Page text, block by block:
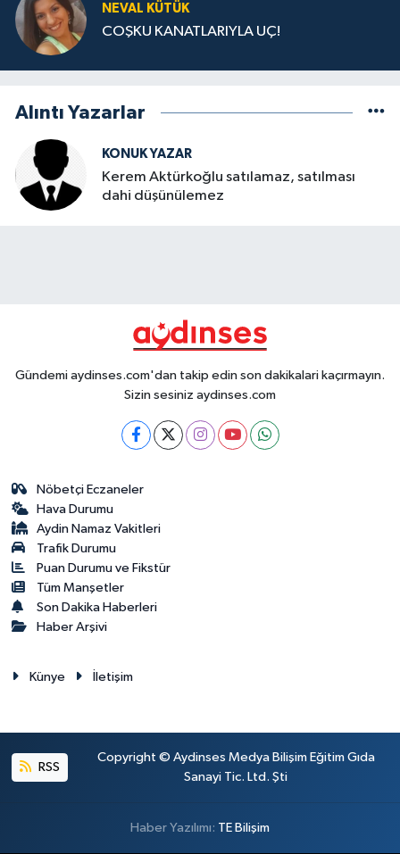
NEVAL KÜTÜK
COŞKU KANATLARIYLA UÇ!
Alıntı Yazarlar
KONUK YAZAR
Kerem Aktürkoğlu satılamaz, satılması
dahi düşünülemez
Gündemi aydinses.com'dan takip edin son dakikalari kaçırmayın.
Sizin sesiniz aydinses.com
Nöbetçi Eczaneler
Hava Durumu
Aydin Namaz Vakitleri
Trafik Durumu
Puan Durumu ve Fikstür
Tüm Manşetler
Son Dakika Haberleri
Haber Arşivi
Künye İletişim
RSS
Copyright © Aydinses Medya Bilişim Eğitim Gıda
Sanayi Tic. Ltd. Şti
Haber Yazılımı: TE Bilişim